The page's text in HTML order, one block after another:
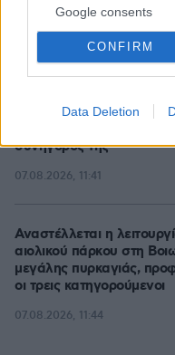
Google consents
CONFIRM
Data Deletion
07.08.2026, 07:16
Προθεσμία για να
κατηγορείται για την
συνήγορός της
07.08.2026, 11:41
Αναστέλλεται η
αιολικού πάρκου στη
μεγάλης πυρκαγιάς,
οι τρεις κατηγορούμενοι
07.08.2026, 11:44